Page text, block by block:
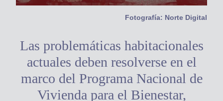
Fotografía: Norte Digital
Las problemáticas habitacionales
actuales deben resolverse en el
marco del Programa Nacional de
Vivienda para el Bienestar,